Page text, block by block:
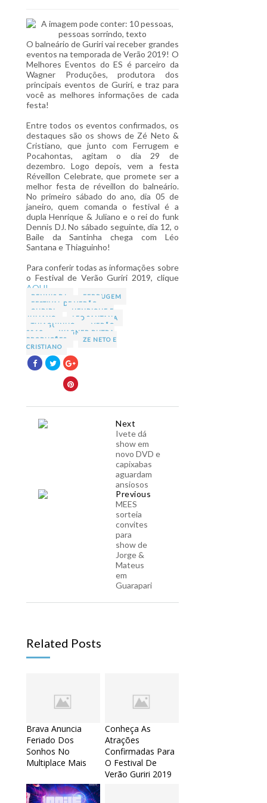
O balneário de Guriri vai receber grandes
eventos na temporada de Verão 2019! O
Melhores Eventos do ES é parceiro da
Wagner Produções, produtora dos
principais eventos de Guriri, e traz para
você as melhores informações de cada
festa!
Entre todos os eventos confirmados, os
destaques são os shows de Zé Neto &
Cristiano, que junto com Ferrugem e
Pocahontas, agitam o dia 29 de
dezembro. Logo depois, vem a festa
Réveillon Celebrate, que promete ser a
melhor festa de réveillon do balneário.
No primeiro sábado do ano, dia 05 de
janeiro, quem comanda o festival é a
dupla Henrique & Juliano e o rei do funk
Dennis DJ. No sábado seguinte, dia 12, o
Baile da Santinha chega com Léo
Santana e Thiaguinho!
Para conferir todas as informações sobre
o Festival de Verão Guriri 2019, clique
AQUI
DENNIS DJ
FERRUGEM
FESTIVAL DE VERÃO
GURIRI
HENRIQUE E
JULIANO
LEO SANTANA
THIAGUINHO
VERÃO
2019
WAGNER DUTRA
PRODUÇÕES
ZE NETO E
CRISTIANO
Next
Ivete dá
show em
novo DVD e
capixabas
aguardam
ansiosos
Previous
MEES
sorteia
convites
para
show de
Jorge &
Mateus
em
Guarapari
Related Posts
Brava Anuncia
Feriado Dos
Sonhos No
Multiplace Mais
Conheça As
Atrações
Confirmadas Para
O Festival De
Verão Guriri 2019